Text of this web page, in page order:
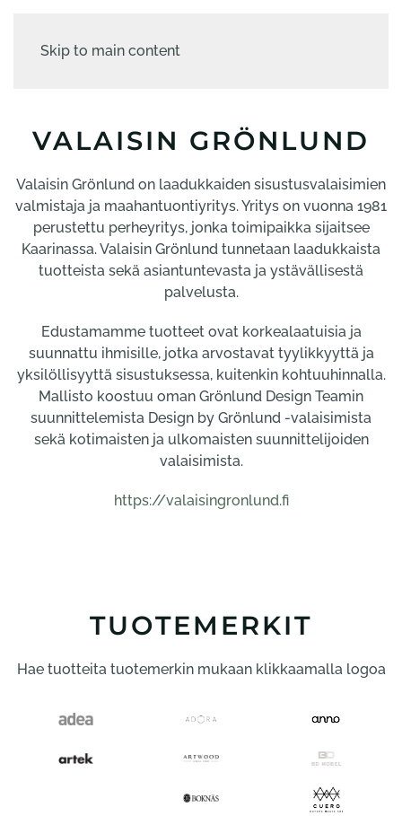
Skip to main content
VALAISIN GRÖNLUND
Valaisin Grönlund on laadukkaiden sisustusvalaisimien
valmistaja ja maahantuontiyritys. Yritys on vuonna 1981
perustettu perheyritys, jonka toimipaikka sijaitsee
Kaarinassa. Valaisin Grönlund tunnetaan laadukkaista
tuotteista sekä asiantuntevasta ja ystävällisestä
palvelusta.
Edustamamme tuotteet ovat korkealaatuisia ja
suunnattu ihmisille, jotka arvostavat tyylikkyyttä ja
yksilöllisyyttä sisustuksessa, kuitenkin kohtuuhinnalla.
Mallisto koostuu oman Grönlund Design Teamin
suunnittelemista Design by Grönlund -valaisimista
sekä kotimaisten ja ulkomaisten suunnittelijoiden
valaisimista.
https://valaisingronlund.fi
TUOTEMERKIT
Hae tuotteita tuotemerkin mukaan klikkaamalla logoa